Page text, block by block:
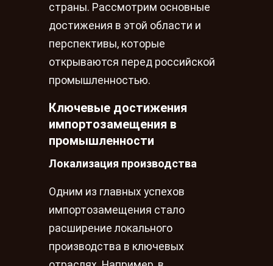
страны. Рассмотрим основные
достижения в этой области и
перспективы, которые
открываются перед российской
промышленностью.
Ключевые достижения
импортозамещения в
промышленности
Локализация производства
Одним из главных успехов
импортозамещения стало
расширение локального
производства в ключевых